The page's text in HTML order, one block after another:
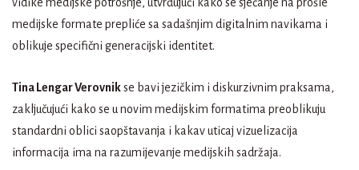
vidike medijske potrošnje, utvrđujući kako se sjećanje na prošle
medijske formate prepliće sa sadašnjim digitalnim navikama i
oblikuje specifični generacijski identitet.
Tina Lengar Verovnikse bavi jezičkim i diskurzivnim praksama,
zaključujući kako se u novim medijskim formatima preoblikuju
standardni oblici saopštavanja i kakav uticaj vizuelizacija
informacija ima na razumijevanje medijskih sadržaja.